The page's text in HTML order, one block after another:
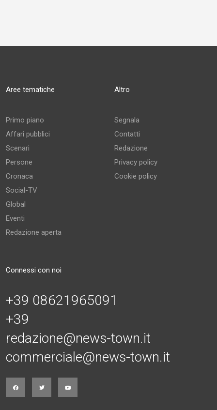
Aree tematiche
Primo piano
Affari pubblici
Scenari
Persone
Cronaca
Social-TV
Global
Eventi
Redazione aperta
Altro
Segnala
Contatti
Redazione
Privacy policy
Cookie policy
Connessi con noi
+39 08621965091
+39
redazione@news-town.it
commerciale@news-town.it